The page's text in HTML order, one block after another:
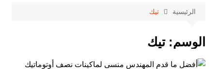
الرئيسية تيك
الوسم:تيك